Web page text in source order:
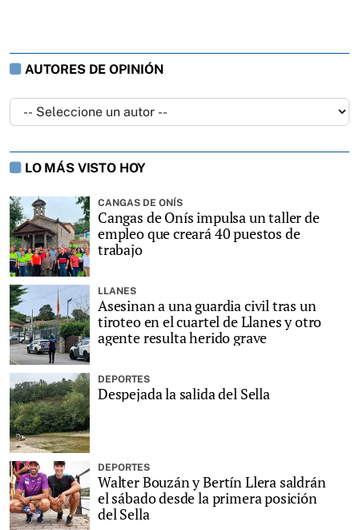
AUTORES DE OPINIÓN
LO MÁS VISTO HOY
CANGAS DE ONÍS
Cangas de Onís impulsa un taller de
empleo que creará 40 puestos de
trabajo
LLANES
Asesinan a una guardia civil tras un
tiroteo en el cuartel de Llanes y otro
agente resulta herido grave
DEPORTES
Despejada la salida del Sella
DEPORTES
Walter Bouzán y Bertín Llera saldrán
el sábado desde la primera posición
del Sella